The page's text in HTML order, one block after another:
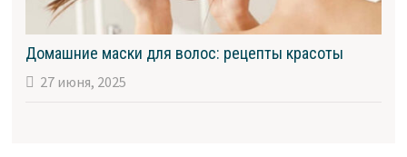
Домашние маски для волос: рецепты красоты
27 июня, 2025